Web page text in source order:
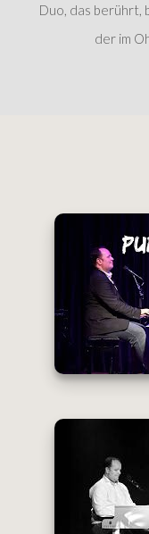
Duo, das berührt,
der im